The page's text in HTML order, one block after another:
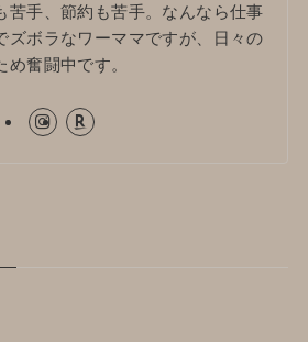
苦手、節約も苦手。なんなら仕事
ズボラなワーママですが、日々の
奮闘中です。